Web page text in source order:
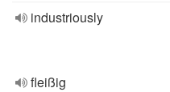
industriously
fleißig